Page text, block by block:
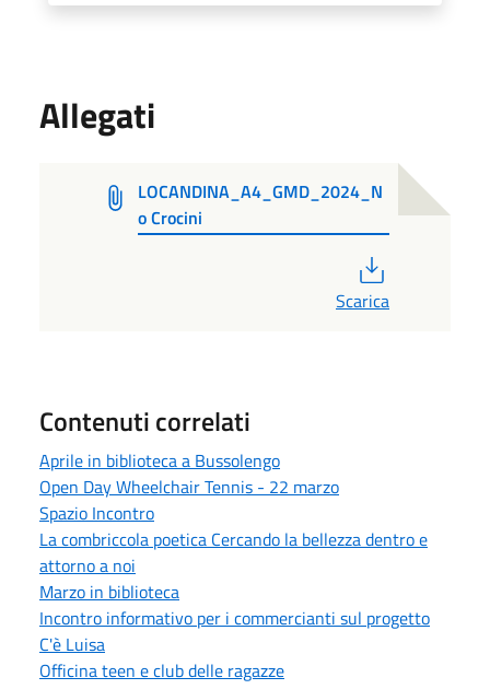
Allegati
LOCANDINA_A4_GMD_2024_N
o Crocini
Scarica
Contenuti correlati
Aprile in biblioteca a Bussolengo
Open Day Wheelchair Tennis - 22 marzo
Spazio Incontro
La combriccola poetica Cercando la bellezza dentro e
attorno a noi
Marzo in biblioteca
Incontro informativo per i commercianti sul progetto
C'è Luisa
Officina teen e club delle ragazze